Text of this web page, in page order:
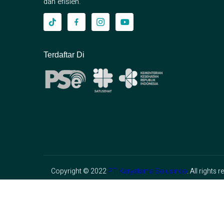
Terdaftar Di
Copyright © 2022PT. Karyatama Solusindo. All rights